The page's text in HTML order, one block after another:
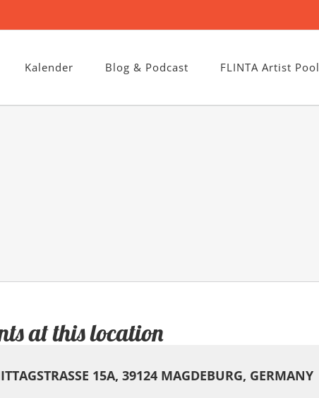
Kalender Blog & Podcast FLINTA Artist Pool
at this location
15A, 39124 MAGDEBURG, GERMANY